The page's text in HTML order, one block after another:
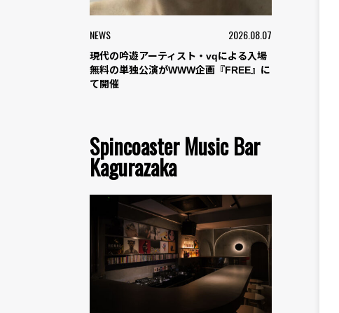
NEWS 2026.08.07
現代の吟遊アーティスト・vqによる入場
無料の単独公演がWWW企画『FREE』に
て開催
Spincoaster Music Bar
Kagurazaka